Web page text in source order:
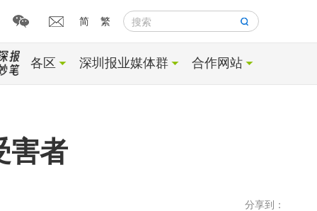
简 繁 搜索
各区 深圳报业媒体群 合作网站
害者
分享到：